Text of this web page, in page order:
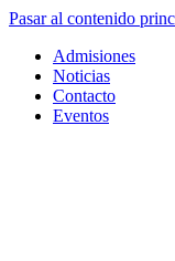
Pasar al contenido
Admisiones
Noticias
Contacto
Eventos